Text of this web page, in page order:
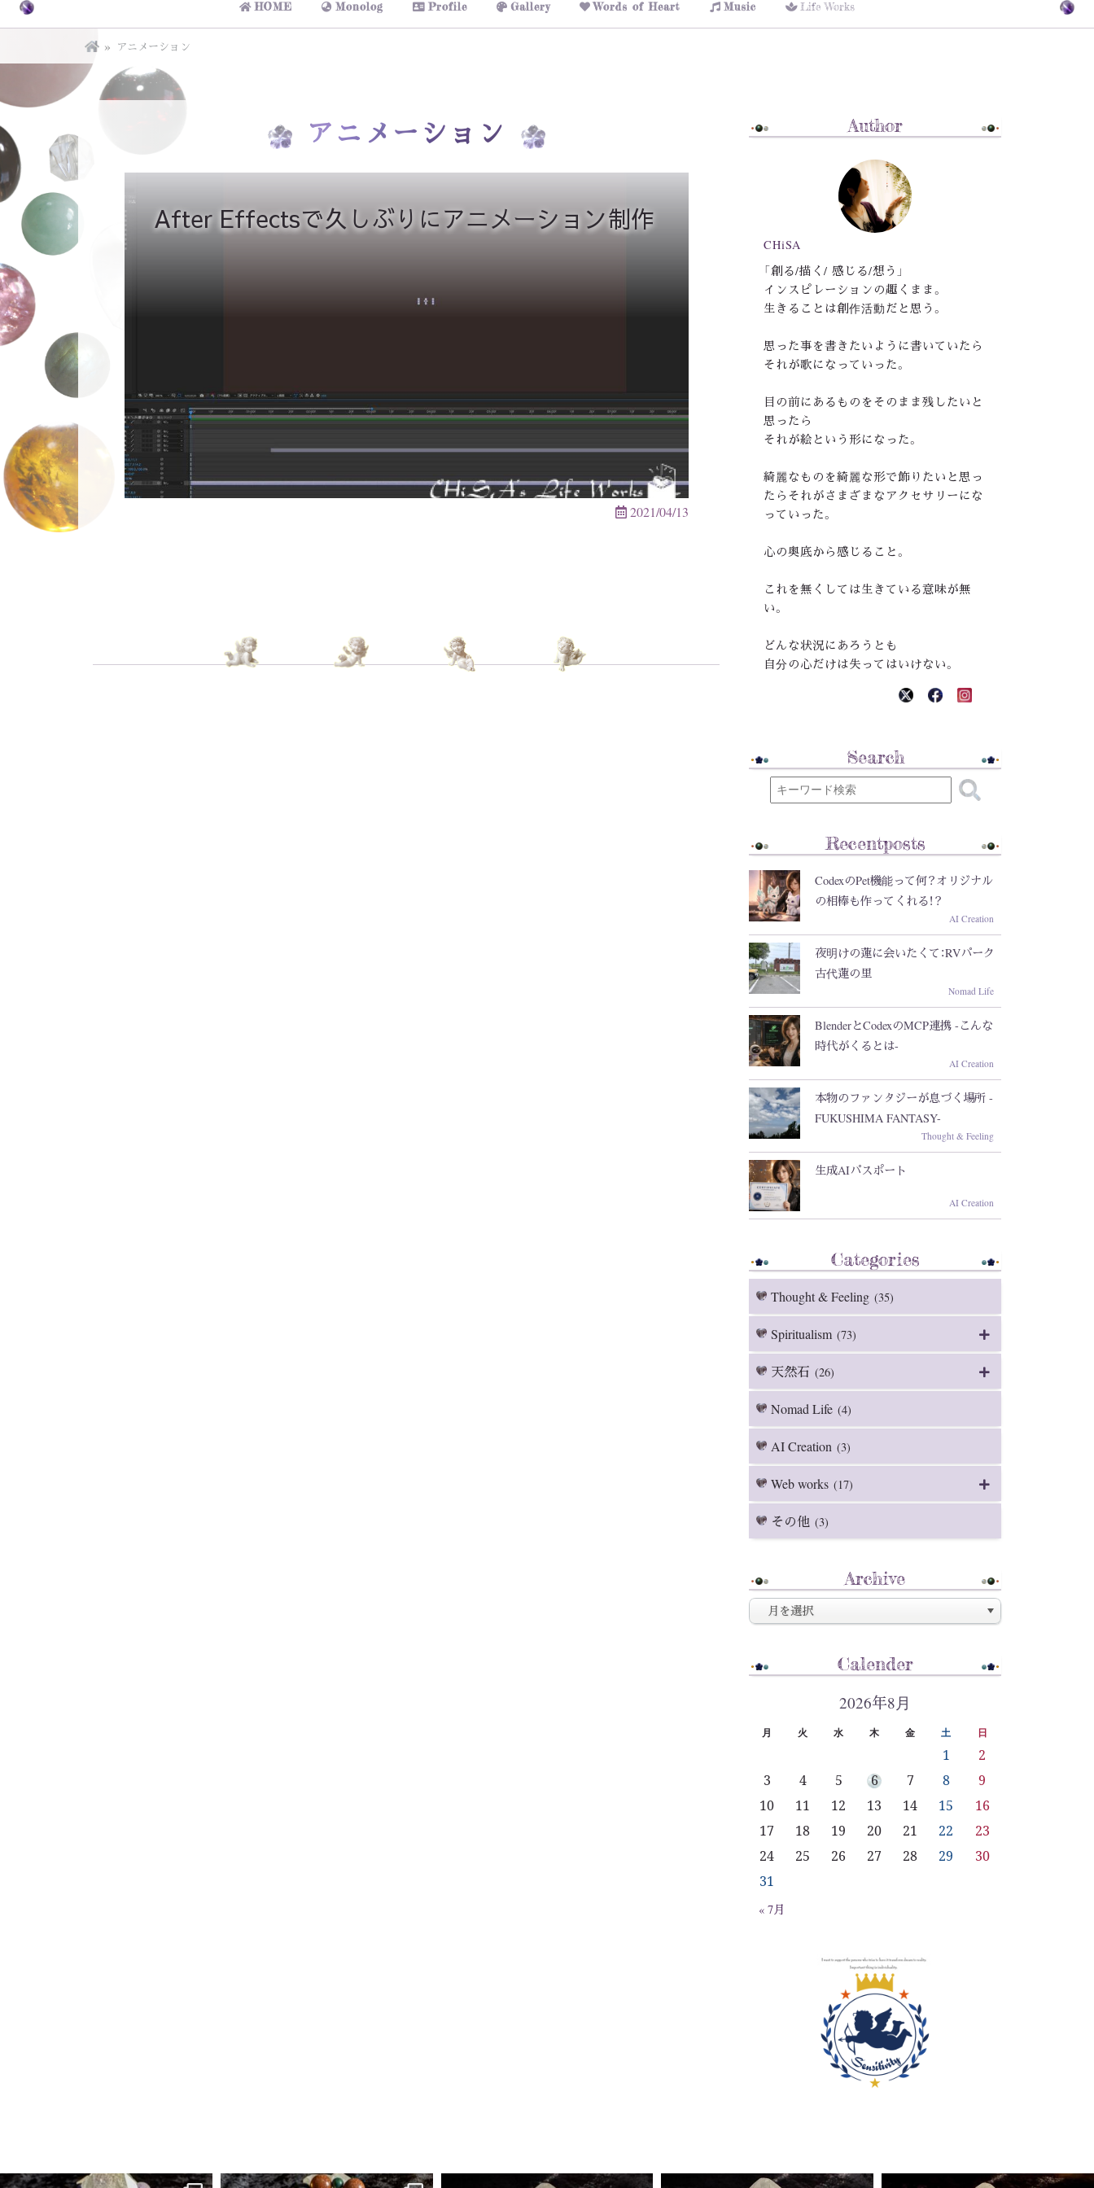
HOME Monolog Profile Gallery Words of Heart Music Life Works
アニメーション
アニメーション
After Effectsで久しぶりにアニメーション制作
2021/04/13
Author
CHiSA
「創る/描く/ 感じる/想う」
インスピレーションの趣くまま。
生きることは創作活動だと思う。
思った事を書きたいように書いていたら
それが歌になっていった。
目の前にあるものをそのまま残したいと
思ったら
それが絵という形になった。
綺麗なものを綺麗な形で飾りたいと思っ
たらそれがさまざまなアクセサリーにな
っていった。
心の奥底から感じること。
これを無くしては生きている意味が無
い。
どんな状況にあろうとも
自分の心だけは失ってはいけない。
Search
Recentposts
CodexのPet機能って何？オリジナル
の相棒も作ってくれる！？
AI Creation
夜明けの蓮に会いたくて：RVパーク
古代蓮の里
Nomad Life
BlenderとCodexのMCP連携 -こんな
時代がくるとは-
AI Creation
本物のファンタジーが息づく場所 -
FUKUSHIMA FANTASY-
Thought & Feeling
生成AIパスポート
AI Creation
Categories
Thought & Feeling (35)
Spiritualism (73)
天然石 (26)
Nomad Life (4)
AI Creation (3)
Web works (17)
その他 (3)
Archive
Calender
2026年8月
月 火 水 木 金 土 日
1
2
3
4 5 6 7 8
9
10
11 12 13 14 15
16
17
18 19 20 21 22
23
24
25 26 27 28 29
30
31
« 7月